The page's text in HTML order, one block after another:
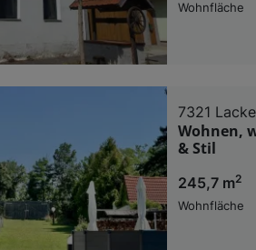
Wohnfläche
7321
Wohnen,
& Stil
245,7 m2
Wohnfläche